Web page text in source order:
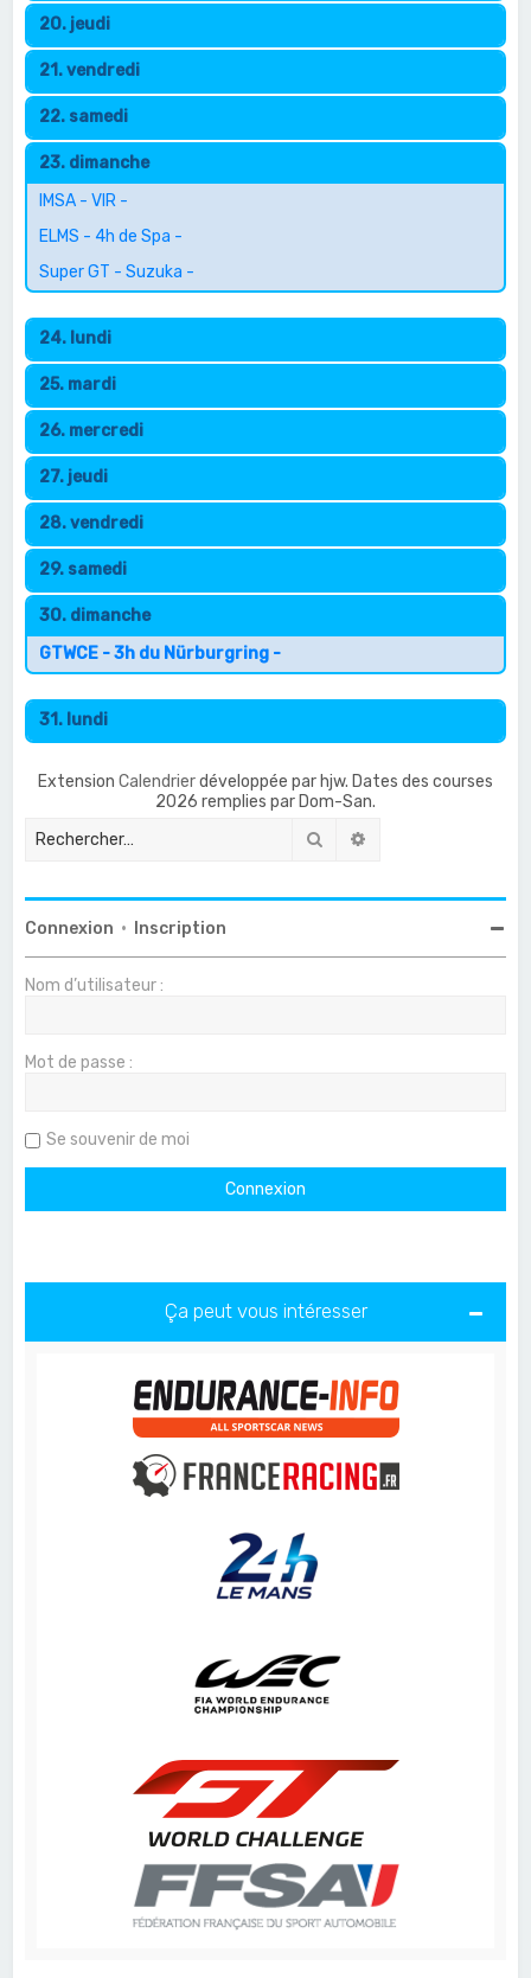
20. jeudi
21. vendredi
22. samedi
23. dimanche
IMSA - VIR -
ELMS - 4h de Spa -
Super GT - Suzuka -
24. lundi
25. mardi
26. mercredi
27. jeudi
28. vendredi
29. samedi
30. dimanche
GTWCE - 3h du Nürburgring -
31. lundi
Extension Calendrierdéveloppée par hjw. Dates des courses
2026 remplies par Dom-San.
Rechercher
Connexion • Inscription
Nom d’utilisateur :
Mot de passe :
Se souvenir de moi
Ça peut vous intéresser